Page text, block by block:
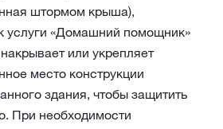
штормом крыша),
услуги «Домашний помощник»
или укрепляет
место конструкции
здания, чтобы защитить
При необходимости